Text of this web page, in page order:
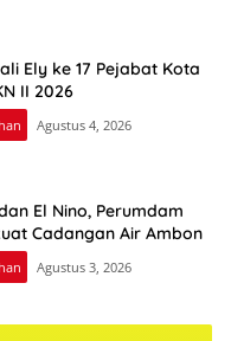
Ely ke 17 Pejabat Kota
II 2026
Agustus 4, 2026
El Nino, Perumdam
Cadangan Air Ambon
Agustus 3, 2026